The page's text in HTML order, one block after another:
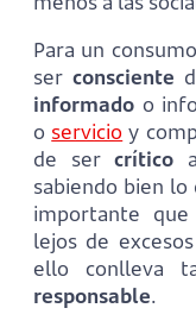
Para un
ser consciente
informado o
o servicio y
de ser crítico
sabiendo bien
importante
lejos de
ello conlleva
responsable.